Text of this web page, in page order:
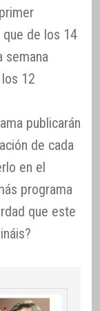
que de los 14
semana
12
publicarán
de cada
en el
programa
que este